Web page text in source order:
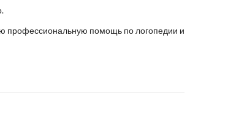
профессиональную помощь по логопедии и